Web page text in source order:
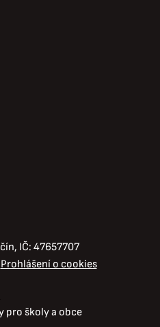
IČ: 47657707
Prohlášení o cookies
pro školy a obce